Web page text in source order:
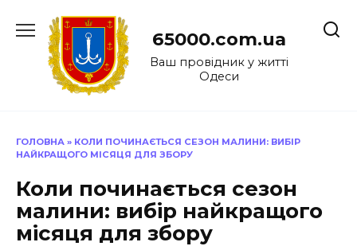
до
65000.com.ua
Ваш провідник у житті
Одеси
ГОЛОВНА » КОЛИ ПОЧИНАЄТЬСЯ СЕЗОН МАЛИНИ: ВИБІР
НАЙКРАЩОГО МІСЯЦЯ ДЛЯ ЗБОРУ
Коли починається сезон
малини: вибір найкращого
місяця для збору